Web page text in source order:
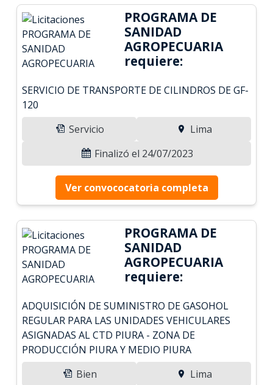
PROGRAMA DE
SANIDAD
AGROPECUARIA
requiere:
SERVICIO DE TRANSPORTE DE CILINDROS DE GF-
120
Servicio
Lima
Finalizó el 24/07/2023
Ver convococatoria completa
PROGRAMA DE
SANIDAD
AGROPECUARIA
requiere:
ADQUISICIÓN DE SUMINISTRO DE GASOHOL
REGULAR PARA LAS UNIDADES VEHICULARES
ASIGNADAS AL CTD PIURA - ZONA DE
PRODUCCIÓN PIURA Y MEDIO PIURA
Bien
Lima